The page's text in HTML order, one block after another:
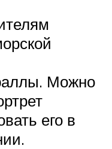
Можно
его в